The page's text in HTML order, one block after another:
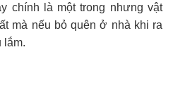
chính là một trong nhưng vật
mà nếu bỏ quên ở nhà khi ra
lắm.